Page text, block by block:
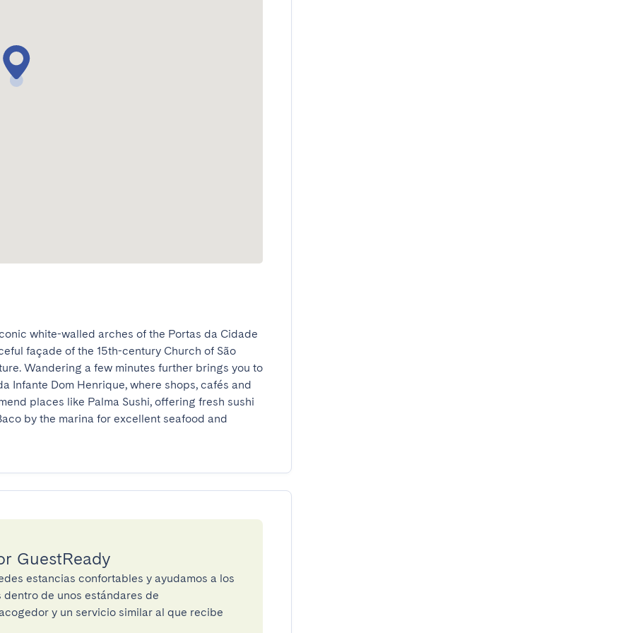
white-walled arches of the Portas da Cidade
façade of the 15th-century Church of São
Wandering a few minutes further brings you to
Infante Dom Henrique, where shops, cafés and
places like Palma Sushi, offering fresh sushi
by the marina for excellent seafood and
GuestReady
estancias confortables y ayudamos a los
de unos estándares de
y un servicio similar al que recibe